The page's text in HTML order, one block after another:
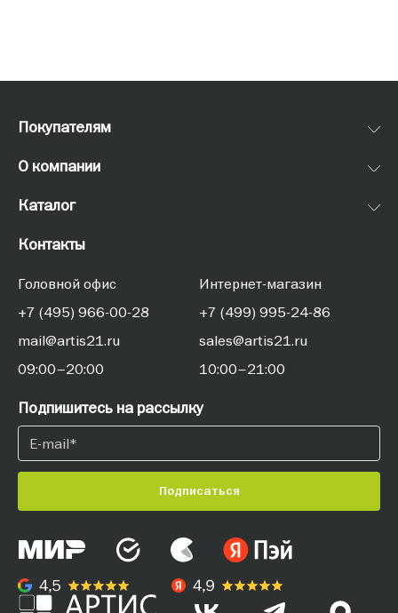
Покупателям
О компании
Каталог
Контакты
Головной офис
+7 (495) 966-00-28
mail@artis21.ru
09:00–20:00
Интернет-магазин
+7 (499) 995-24-86
sales@artis21.ru
10:00–21:00
Подпишитесь на рассылку
Подписаться